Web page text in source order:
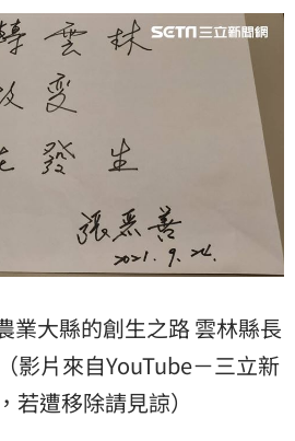
大縣的創生之路 雲林縣長
影片來自YouTube－三立新
若遭移除請見諒）